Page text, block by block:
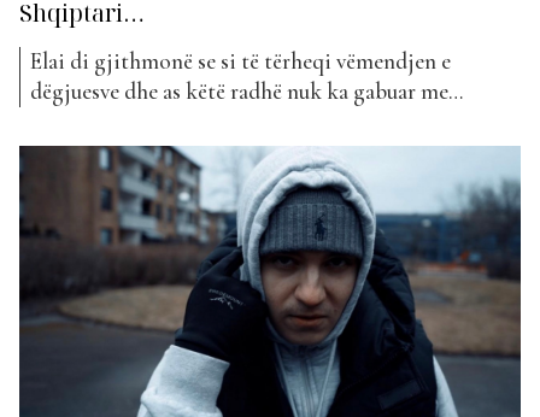
Shqiptari…
Elai di gjithmonë se si të tërheqi vëmendjen e
dëgjuesve dhe as këtë radhë nuk ka gabuar me
pak ditë më parë projektin e tij më të ri që mban
titullin “Mu nda”. “Mu nda” nga Elai është një këngë